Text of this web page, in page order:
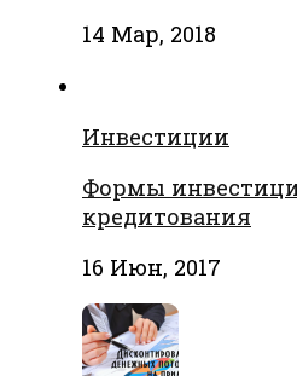
14 Мар, 2018
Инвестиции
Формы
кредитования
16 Июн, 2017